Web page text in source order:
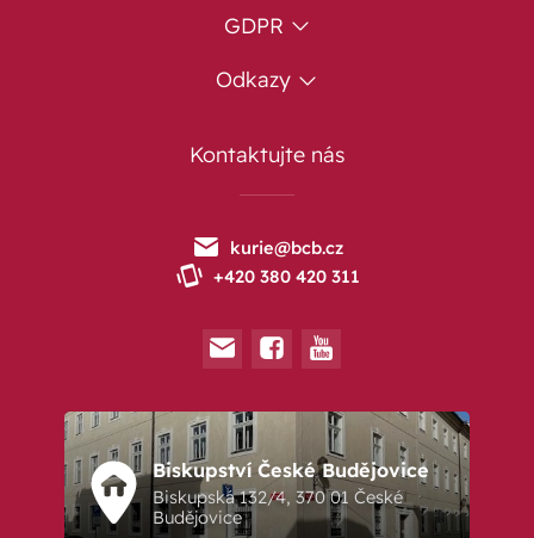
GDPR
Odkazy
Kontaktujte nás
kurie@bcb.cz
+420 380 420 311
Biskupství České Budějovice
Biskupská 132/4, 370 01 České
Budějovice